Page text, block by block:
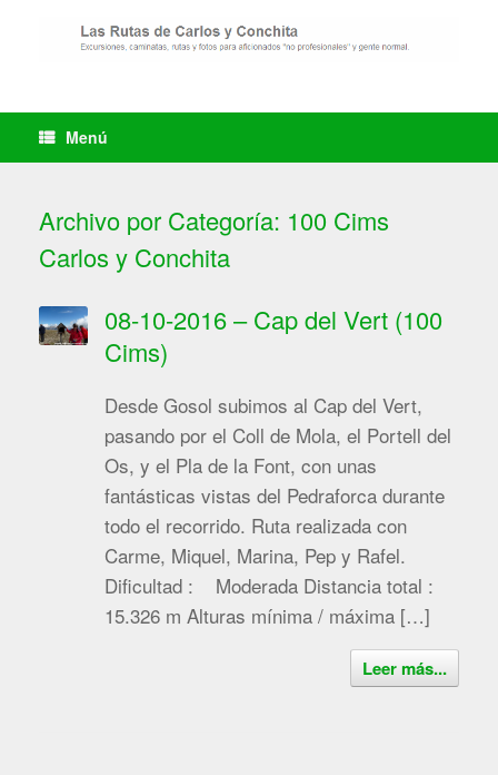
Menú
Archivo por Categoría: 100 Cims
Carlos y Conchita
08-10-2016 – Cap del Vert (100
Cims)
Desde Gosol subimos al Cap del Vert,
pasando por el Coll de Mola, el Portell del
Os, y el Pla de la Font, con unas
fantásticas vistas del Pedraforca durante
todo el recorrido. Ruta realizada con
Carme, Miquel, Marina, Pep y Rafel.
Dificultad : Moderada Distancia total :
15.326 m Alturas mínima / máxima […]
Leer más...